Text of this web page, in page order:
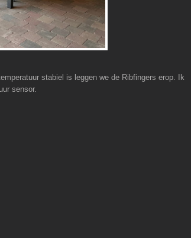
stabiel is leggen we de Ribfingers erop. Ik
sensor.